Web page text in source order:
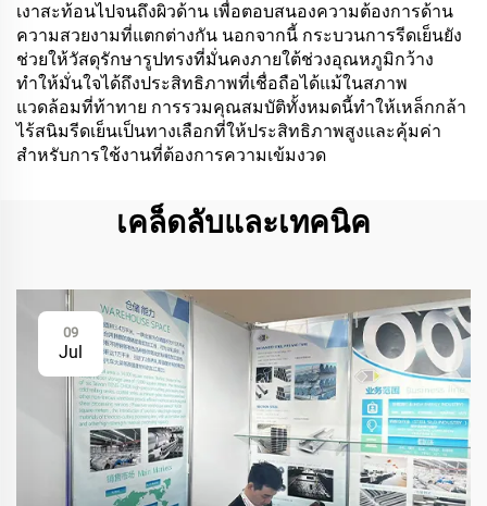
เงาสะท้อนไปจนถึงผิวด้าน เพื่อตอบสนองความต้องการด้าน
ความสวยงามที่แตกต่างกัน นอกจากนี้ กระบวนการรีดเย็นยัง
ช่วยให้วัสดุรักษารูปทรงที่มั่นคงภายใต้ช่วงอุณหภูมิกว้าง
ทำให้มั่นใจได้ถึงประสิทธิภาพที่เชื่อถือได้แม้ในสภาพ
แวดล้อมที่ท้าทาย การรวมคุณสมบัติทั้งหมดนี้ทำให้เหล็กกล้า
ไร้สนิมรีดเย็นเป็นทางเลือกที่ให้ประสิทธิภาพสูงและคุ้มค่า
สำหรับการใช้งานที่ต้องการความเข้มงวด
เคล็ดลับและเทคนิค
09
Jul